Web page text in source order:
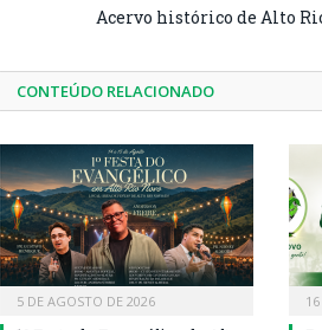
Acervo histórico de Alto
CONTEÚDO RELACIONADO
5 DE AGOSTO DE 2026